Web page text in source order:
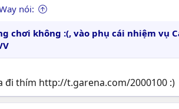
nói:
chơi không :(, vào phụ cái nhiệm vụ
đi thím http://t.garena.com/2000100 :)